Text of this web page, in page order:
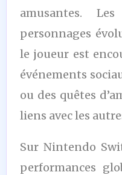
amusantes.
personnages
le joueur est
événements
ou des quêtes
liens avec les
Sur Nintendo
performances